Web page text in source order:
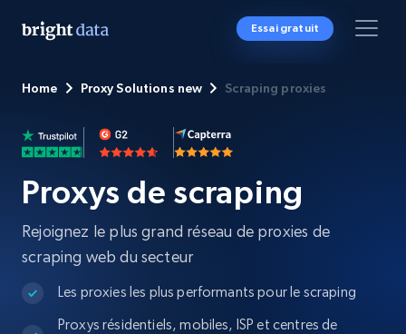
Essai gratuit
Home Proxy Solutions new Scraping proxies
Proxys de scraping
Rejoignez le plus grand réseau de proxies de
scraping web du secteur
Les proxies les plus performants pour le scraping
Proxys résidentiels, mobiles, ISP et centres de